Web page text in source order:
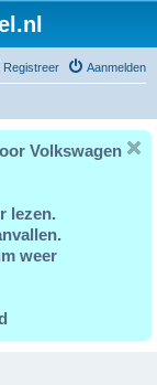
Aanmelden
Registreer
Volkswagen
lezen.
weer